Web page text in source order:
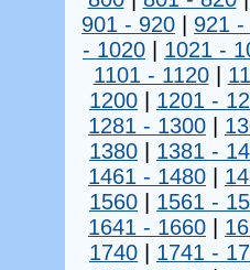
901 - 920
921 -
- 1020
1021 -
1101 - 1120|
1200
1201 -
1281 - 1300
1380
1381 -
1461 - 1480
1560
1561 -
1641 - 1660
1740
1741 -